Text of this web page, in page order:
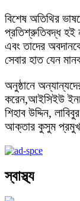
বিশেষ অতিথির
প্রতিশ্রুতিবদ্ধ হই
এবং তাদের
সেবার হাত যেন
অনুষ্ঠানে
করেন,আইসিইউ
শিহাব উদ্দিন,
আক্তার কুসুম
স্বাস্থ্য